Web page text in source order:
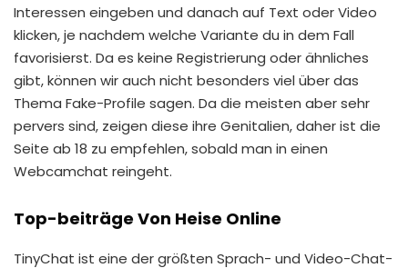
Interessen eingeben und danach auf Text oder Video
klicken, je nachdem welche Variante du in dem Fall
favorisierst. Da es keine Registrierung oder ähnliches
gibt, können wir auch nicht besonders viel über das
Thema Fake-Profile sagen. Da die meisten aber sehr
pervers sind, zeigen diese ihre Genitalien, daher ist die
Seite ab 18 zu empfehlen, sobald man in einen
Webcamchat reingeht.
Top-beiträge Von Heise Online
TinyChat ist eine der größten Sprach- und Video-Chat-